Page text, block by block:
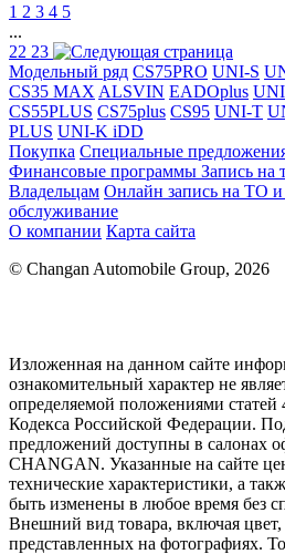
1 2 3 4 5
...
22 23
Модельный ряд CS75PRO UNI-S
CS35 MAX ALSVIN EADOplus
CS55PLUS CS75plus CS95 UNI-T
PLUS UNI-K iDD
Покупка Специальные
Финансовые программы Запись на
Владельцам Онлайн запись на ТО и
обслуживание
О компании Карта сайта
© Changan Automobile Group, 2026
Изложенная на данном сайте
ознакомительный характер не
определяемой положениями статей
Кодекса Российской Федерации.
предложений доступны в салонах
CHANGAN. Указанные на сайте
технические характеристики, а
быть изменены в любое время без
Внешний вид товара, включая цвет,
представленных на фотографиях.